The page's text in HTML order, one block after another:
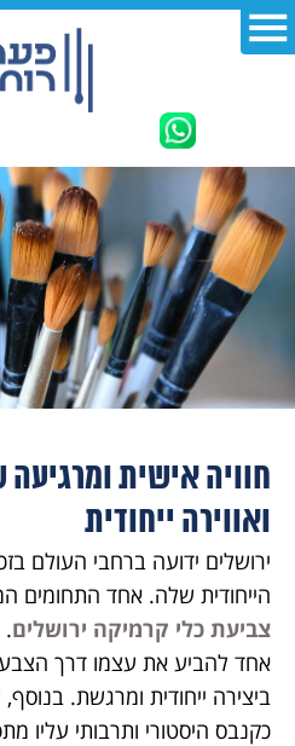
חוויה אישית
ואווירה ייחודית
ירושלים ידועה ברחבי העולם
הייחודית שלה. אחד התחומים
צביעת כלי קרמיקה ירושלים.
אחד להביע את עצמו דרך
ביצירה ייחודית ומרגשת.
כקנבס היסטורי ותרבותי עליו